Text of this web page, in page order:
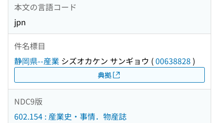
本文の言語コード
jpn
件名標目
静岡県--産業 シズオカケン サンギョウ (00638828 )
典拠
NDC9版
602.154 : 産業史・事情．物産誌